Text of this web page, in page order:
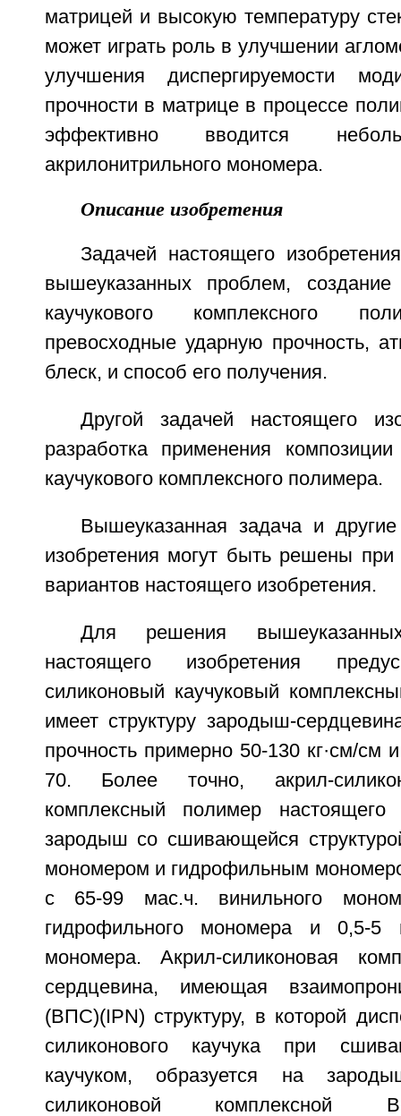
матрицей и высокую температуру
может играть роль в улучшении
улучшения диспергируемости
прочности в матрице в процессе
эффективно вводится
акрилонитрильного мономера.
Описание изобретения
Задачей настоящего
вышеуказанных проблем, создание
каучукового комплексного
превосходные ударную прочность,
блеск, и способ его получения.
Другой задачей настоящего
разработка применения композиции
каучукового комплексного полимера.
Вышеуказанная задача и
изобретения могут быть решены
вариантов настоящего изобретения.
Для решения
настоящего изобретения
силиконовый каучуковый
имеет структуру зародыш-
прочность примерно 50-130 кг·см/см
70. Более точно, акрил-
комплексный полимер настоящего
зародыш со сшивающейся
мономером и гидрофильным
с 65-99 мас.ч. винильного
гидрофильного мономера и 0,5-5
мономера. Акрил-силиконовая
сердцевина, имеющая
(ВПС)(IPN) структуру, в которой
силиконового каучука при
каучуком, образуется на
силиконовой комплексной